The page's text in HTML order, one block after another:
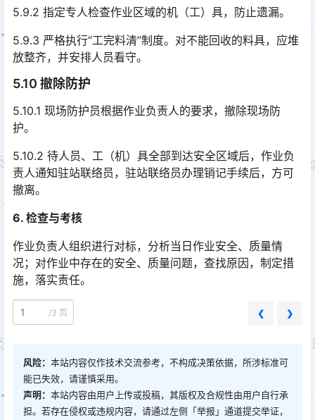
5.9.2 指定专人检查作业区域的机（工）具，防止遗漏。
5.9.3 严格执行“工完料清”制度。对不能回收的料具，应堆
放整齐，并安排人员看守。
5.10 撤除防护
5.10.1 现场防护员根据作业负责人的要求，撤除现场防
护。
5.10.2 待人员、工（机）具全部到达安全区域后，作业负
责人通知驻站联络员，驻站联络员办理销记手续后，方可
撤离。
6. 检查与考核
作业负责人组织进行对标，分析当日作业安全、质量情
况；对作业中存在的安全、质量问题，查找原因，制定措
施，落实责任。
/3 页 ❮ ❯
风险： 本站内容仅作技术交流参考，不构成决策依据，所涉标准可
能已失效，请谨慎采用。
声明： 本站内容由用户上传或投稿，其版权及合规性由用户自行承
担。若存在侵权或违规内容，请通过左侧「举报」通道提交举证，